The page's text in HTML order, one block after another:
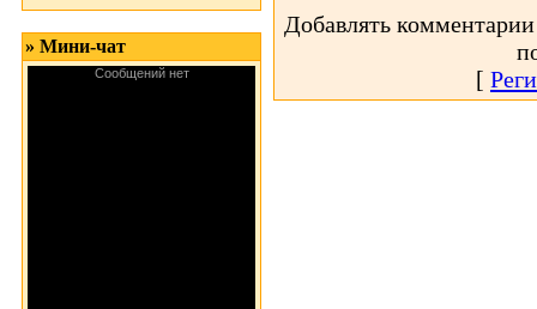
» Мини-чат
Добавлять
[